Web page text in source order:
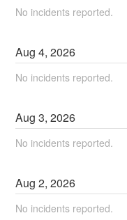
No incidents reported.
Aug4,2026
No incidents reported.
Aug3,2026
No incidents reported.
Aug2,2026
No incidents reported.